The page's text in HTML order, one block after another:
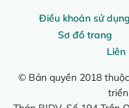
Điều khoản sử dụng
Sơ đồ trang
Liên
© Bản quyền 2018